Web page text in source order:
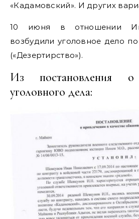
«Кадамовский». И других
10 июня в отношении
возбудили уголовное дело
(«Дезертирство»).
Из постановления о
уголовного дела: